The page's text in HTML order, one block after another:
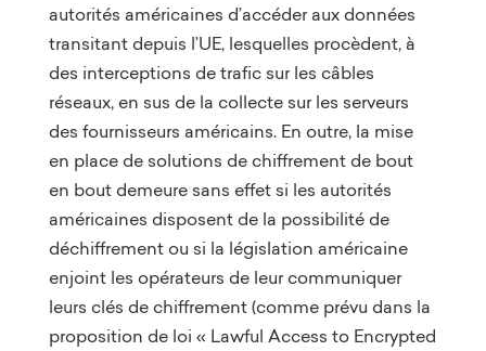
autorités américaines d’accéder aux données
transitant depuis l’UE, lesquelles procèdent, à
des interceptions de trafic sur les câbles
réseaux, en sus de la collecte sur les serveurs
des fournisseurs américains. En outre, la mise
en place de solutions de chiffrement de bout
en bout demeure sans effet si les autorités
américaines disposent de la possibilité de
déchiffrement ou si la législation américaine
enjoint les opérateurs de leur communiquer
leurs clés de chiffrement (comme prévu dans la
proposition de loi « Lawful Access to Encrypted